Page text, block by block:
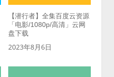
【潜行者】全集百度云资源
「电影/1080p/高清」云网
盘下载
2023年8月6日